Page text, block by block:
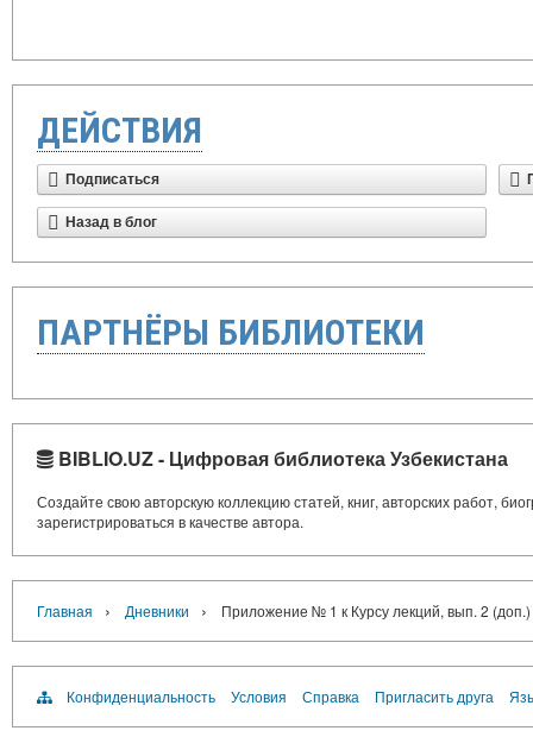
ДЕЙСТВИЯ
Подписаться
Назад в блог
ПАРТНЁРЫ БИБЛИОТЕКИ
BIBLIO.UZ - Цифровая библиотека Узбекистана
Создайте свою авторскую коллекцию статей, книг, авторских работ,
зарегистрироваться в качестве автора.
Главная › Дневники › Приложение № 1 к Курсу лекций, вып. 2 (доп.)
Конфиденциальность Условия Справка Пригласить друга